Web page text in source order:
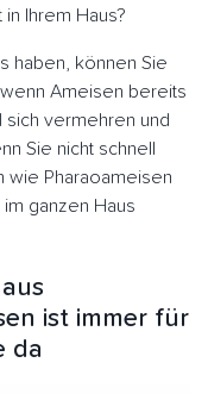
Ihrem Haus?
haben, können Sie
Ameisen bereits
sich vermehren und
Sie nicht schnell
wie Pharaoameisen
ganzen Haus
ist immer für
da